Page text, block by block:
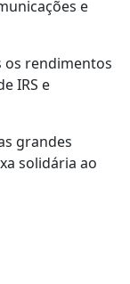
e
os rendimentos
IRS e
grandes
solidária ao